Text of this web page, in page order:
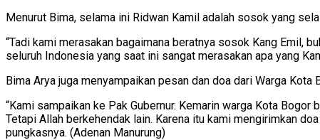
Menurut Bima, selama ini Ridwan Kamil adalah sosok yang
“Tadi kami merasakan bagaimana beratnya sosok Kang Emil,
seluruh Indonesia yang saat ini sangat merasakan apa yang
Bima Arya juga menyampaikan pesan dan doa dari Warga Kota
“Kami sampaikan ke Pak Gubernur. Kemarin warga Kota
Tetapi Allah berkehendak lain. Karena itu kami mengirimkan
pungkasnya. (Adenan Manurung)